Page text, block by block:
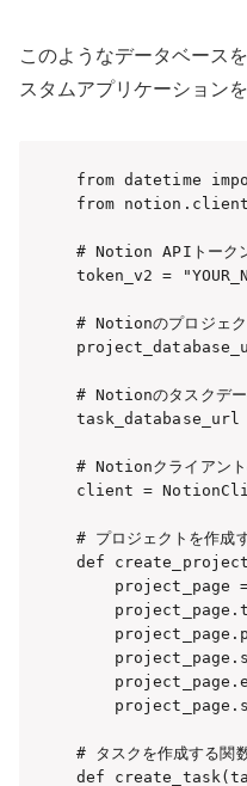
このようなデータベース
スタムアプリケーションを
from datetime
from
# Notion APIトーク
token_v2 =
# Notionのプロジェク
project_database_url
# Notionのタスクデー
task_database_url =
# Notionクライアント
client =
# プロジェクトを作成
def
project_page
# タスクを作成する関
def